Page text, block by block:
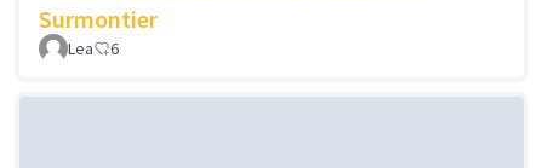
Surmontier
Lea 6